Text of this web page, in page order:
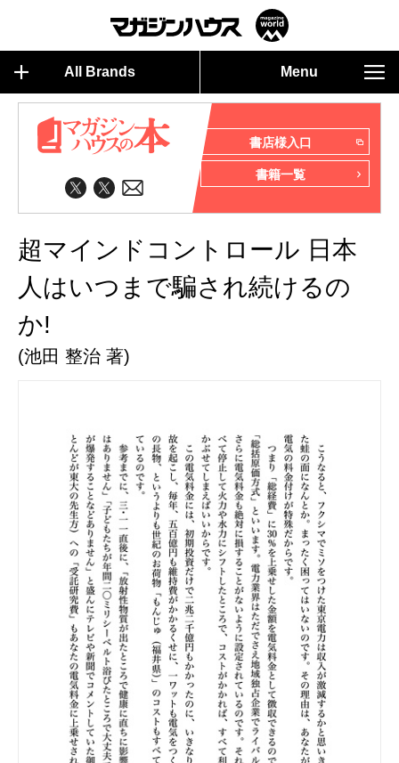
All Brands Menu
書店様入口
書籍一覧
超マインドコントロール 日本
人はいつまで騙され続けるの
か!
(池田 整治 著)